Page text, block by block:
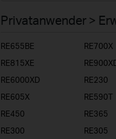
Businessanwender
Service-Provider
Privatanwender >
RE655BE RE700X
RE815XE
RE6000XD
RE230
RE605X
RE590T
RE450
RE365
RE300
RE305